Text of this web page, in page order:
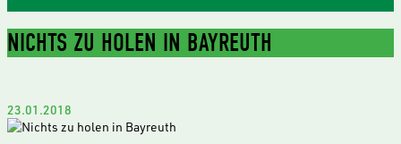
NICHTS ZU HOLEN IN BAYREUTH
23.01.2018